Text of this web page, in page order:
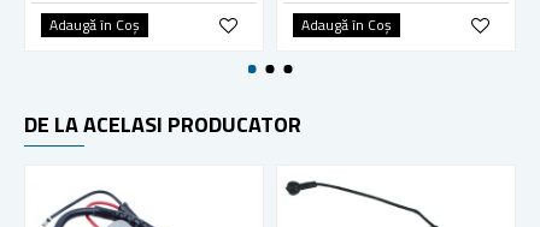
Adaugă în Coş Adaugă în Coş
DE LA ACELASI PRODUCATOR